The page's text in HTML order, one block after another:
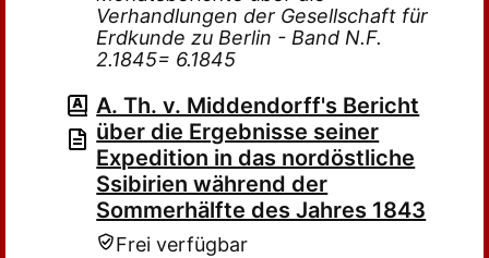
Verhandlungen der Gesellschaft für
Erdkunde zu Berlin - Band N.F.
2.1845= 6.1845
A. Th. v. Middendorff's Bericht
über die Ergebnisse seiner
Expedition in das nordöstliche
Ssibirien während der
Sommerhälfte des Jahres 1843
Frei verfügbar